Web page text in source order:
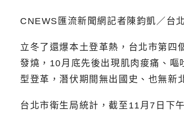
CNEWS匯流新聞網記者陳鈞凱／台
立冬了還爆本土登革熱，台北市第四
發燒，10月底先後出現肌肉痠痛、
型登革，潛伏期間無出國史、也無新
台北市衛生局統計，截至11月7日下